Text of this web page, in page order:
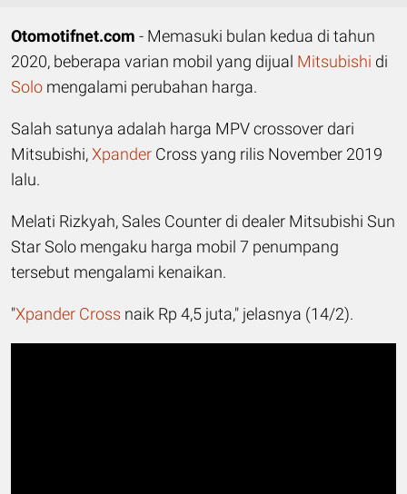
Otomotifnet.com - Memasuki bulan kedua di tahun
2020, beberapa varian mobil yang dijual Mitsubishi di
Solo mengalami perubahan harga.
Salah satunya adalah harga MPV crossover dari
Mitsubishi,Xpander Cross yang rilis November 2019
lalu.
Melati Rizkyah, Sales Counter di dealer Mitsubishi Sun
Star Solo mengaku harga mobil 7 penumpang
tersebut mengalami kenaikan.
"Xpander Cross naik Rp 4,5 juta," jelasnya (14/2).